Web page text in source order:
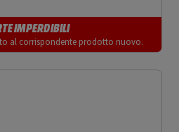
IMPERDIBILI
al corrispondente prodotto nuovo.